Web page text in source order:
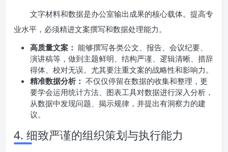
文字材料和数据是办公室输出成果的核心载体。提高专
业水平，必须精进文案撰写和数据处理能力。
高质量文案： 能够撰写各类公文、报告、会议纪要、
演讲稿等，做到主题鲜明、结构严谨、逻辑清晰、措辞
得体、校对无误。尤其要注重文案的战略性和影响力。
精准数据分析： 不仅仅停留在数据的收集和整理，更
要学会运用统计方法、图表工具对数据进行深入分析，
从数据中发现问题、揭示规律，并提出有洞察力的建
议。
4. 细致严谨的组织策划与执行能力